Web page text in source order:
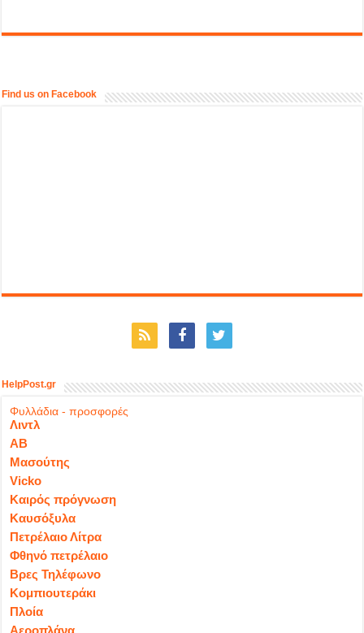
Find us on Facebook
HelpPost.gr
Φυλλάδια - προσφορές
Λιντλ
ΑΒ
Μασούτης
Vicko
Καιρός πρόγνωση
Καυσόξυλα
Πετρέλαιο Λίτρα
Φθηνό πετρέλαιο
Βρες Τηλέφωνο
Κομπιουτεράκι
Πλοία
Αεροπλάνα